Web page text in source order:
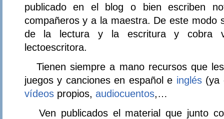
publicado en el blog o bien escriben
compañeros y a la maestra. De este modo
de la lectura y la escritura y cobra
lectoescritora.
Tienen siempre a mano recursos que
juegos y canciones en español e inglés(ya
vídeospropios, audiocuentos,…
Ven publicados el material que junto